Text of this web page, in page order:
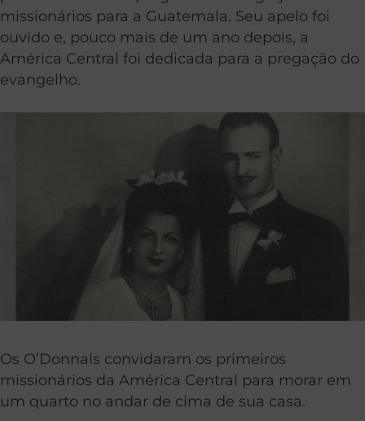
missionários para a Guatemala. Seu apelo foi
ouvido e, pouco mais de um ano depois, a
América Central foi dedicada para a pregação do
evangelho.
Os O’Donnals convidaram os primeiros
missionários da América Central para morar em
um quarto no andar de cima de sua casa.